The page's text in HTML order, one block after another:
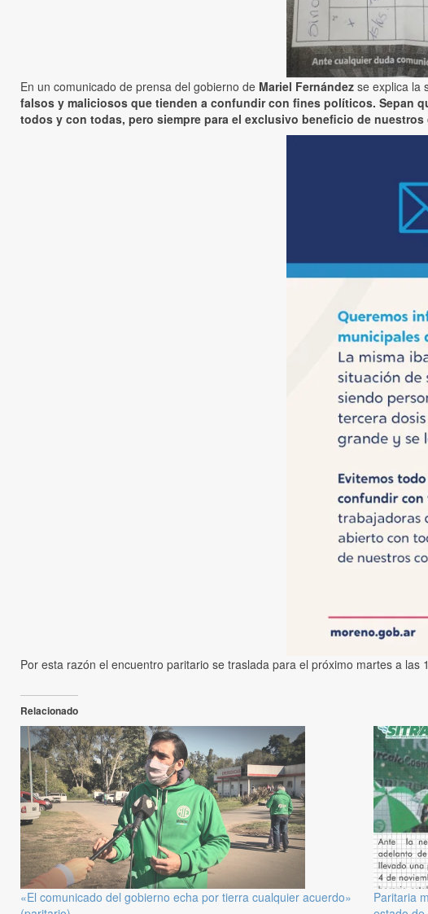
En un comunicado de prensa del gobierno de Mariel Fernández se explica la
falsos y maliciosos que tienden a confundir con fines políticos. Sepan
todos y con todas, pero siempre para el exclusivo beneficio de
Por esta razón el encuentro paritario se traslada para el próximo martes a las
Relacionado
«El comunicado del gobierno echa por tierra cualquier acuerdo»
Paritaria